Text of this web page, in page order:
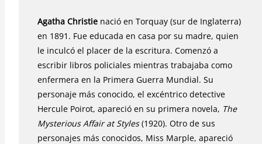
Agatha Christie nació en Torquay (sur de Inglaterra)
en 1891. Fue educada en casa por su madre, quien
le inculcó el placer de la escritura. Comenzó a
escribir libros policiales mientras trabajaba como
enfermera en la Primera Guerra Mundial. Su
personaje más conocido, el excéntrico detective
Hercule Poirot, apareció en su primera novela, The
Mysterious Affair at Styles(1920). Otro de sus
personajes más conocidos, Miss Marple, apareció